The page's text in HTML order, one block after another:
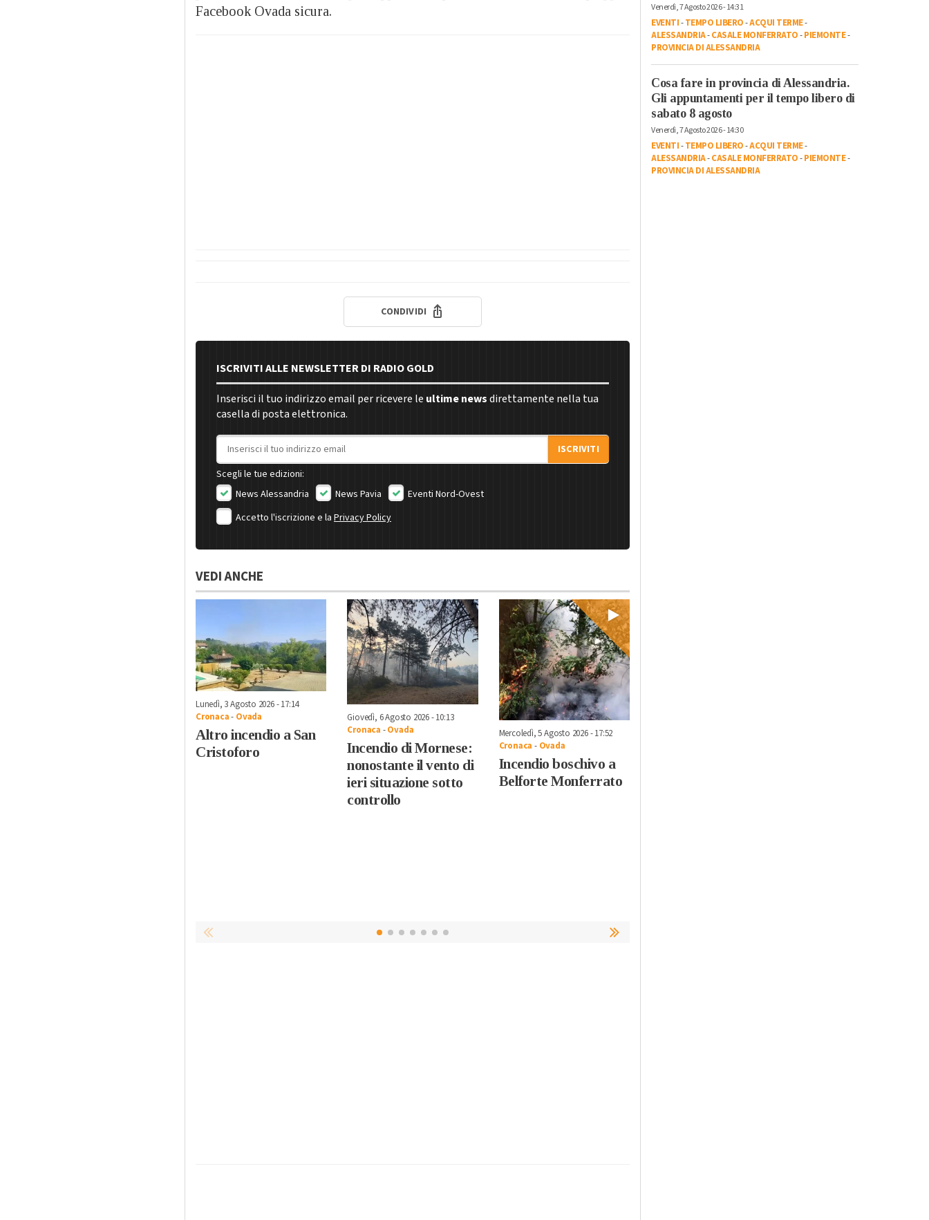
Facebook Ovada sicura.
CONDIVIDI
ISCRIVITI ALLE NEWSLETTER DI RADIO GOLD
Inserisci il tuo indirizzo email per ricevere le ultime newsdirettamente nella tua
casella di posta elettronica.
Indirizzo email
ISCRIVITI
Scegli le tue edizioni:
News Alessandria
News Pavia
Eventi Nord-Ovest
Accetto l'iscrizione e la Privacy Policy
VEDI ANCHE
Lunedì, 3 Agosto 2026 - 17:14
Cronaca- Ovada
Altro incendio a San
Cristoforo
Giovedì, 6 Agosto 2026 - 10:13
Cronaca -Ovada
Incendio di Mornese:
nonostante il vento di
ieri situazione sotto
controllo
Mercoledì, 5 Agosto 2026 - 17:52
Cronaca - Ovada
Incendio boschivo a
Belforte Monferrato
Venerdì, 7 Agosto 2026 - 14:31
EVENTI-TEMPO LIBERO-ACQUI TERME-
ALESSANDRIA-CASALE MONFERRATO-PIEMONTE-
PROVINCIA DI ALESSANDRIA
Cosa fare in provincia di Alessandria.
Gli appuntamenti per il tempo libero di
sabato 8 agosto
Venerdì, 7 Agosto 2026 - 14:30
EVENTI-TEMPO LIBERO-ACQUI TERME-
ALESSANDRIA-CASALE MONFERRATO-PIEMONTE-
PROVINCIA DI ALESSANDRIA